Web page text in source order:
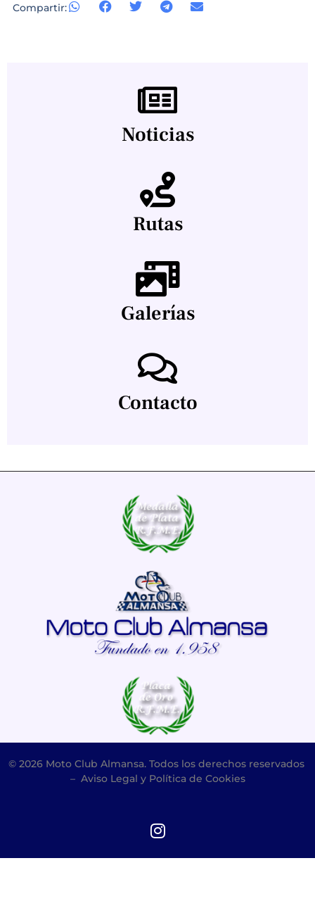
Compartir:
Noticias
Rutas
Galerías
Contacto
© 2026 Moto Club Almansa. Todos los derechos reservados
– Aviso Legal y Política de Cookies